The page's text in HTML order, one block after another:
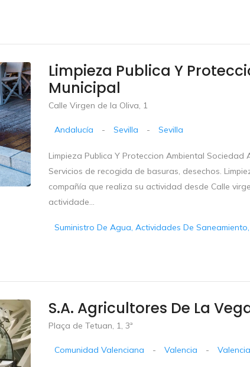
Limpieza Publica Y
Municipal
Calle Virgen de la Oliva, 1
Andalucía - Sevilla - Sevilla
Limpieza Publica Y Proteccion Ambiental
Servicios de recogida de basuras, desechos.
compañía que realiza su actividad desde Calle
actividade...
Suministro De Agua, Actividades De
S.a. Agricultores De La
Plaça de Tetuan, 1, 3ª
Comunidad Valenciana - Valencia - Valencia